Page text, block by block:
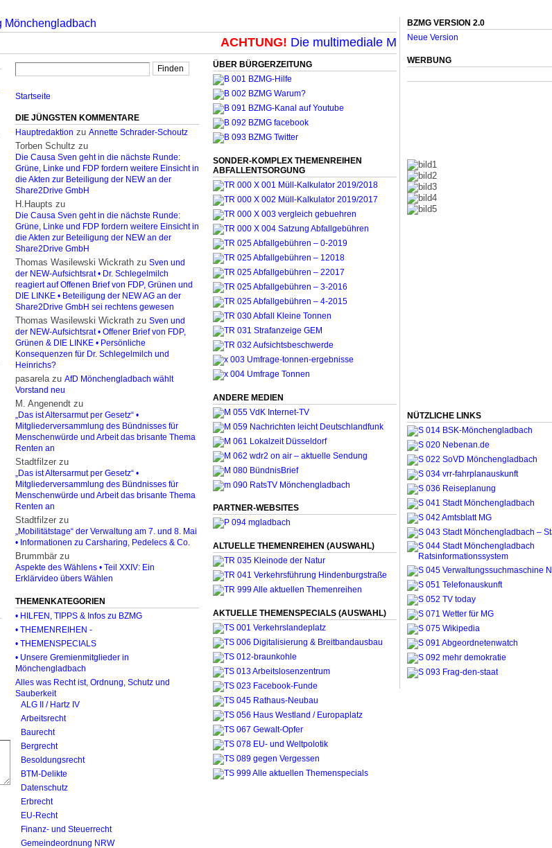
ACHTUNG!Die multimediale Mit-Mach-Zeitung für
Startseite
DIE JÜNGSTEN KOMMENTARE
Hauptredaktion zu Annette Schrader-Schoutz
Torben Schultz zu
Die Causa Sven geht in die nächste Runde:
Grüne, Linke und FDP fordern weitere Einsicht in
die Akten zur Beteiligung der NEW an der
Share2Drive GmbH
H.Haupts zu
Die Causa Sven geht in die nächste Runde:
Grüne, Linke und FDP fordern weitere Einsicht in
die Akten zur Beteiligung der NEW an der
Share2Drive GmbH
Thomas Wasilewski Wickrath zu Sven und
der NEW-Aufsichtsrat • Dr. Schlegelmilch
reagiert auf Offenen Brief von FDP, Grünen und
DIE LINKE • Beteiligung der NEW AG an der
Share2Drive GmbH sei rechtens gewesen
Thomas Wasilewski Wickrath zu Sven und
der NEW-Aufsichtsrat • Offener Brief von FDP,
Grünen & DIE LINKE • Persönliche
Konsequenzen für Dr. Schlegelmilch und
Heinrichs?
pasarelazu AfD Mönchengladbach wählt
Vorstand neu
M. Angenendt zu
„Das ist Altersarmut per Gesetz“ •
Mitgliederversammlung des Bündnisses für
Menschenwürde und Arbeit das brisante Thema
Renten an
Stadtfilzer zu
„Das ist Altersarmut per Gesetz“ •
Mitgliederversammlung des Bündnisses für
Menschenwürde und Arbeit das brisante Thema
Renten an
Stadtfilzer zu
„Mobilitätstage“ der Verwaltung am 7. und 8. Mai
• Informationen zu Carsharing, Pedelecs & Co.
Brummbär zu
Aspekte des Wählens • Teil XXIV: Ein
Erklärvideo übers Wählen
THEMENKATEGORIEN
• HILFEN, TIPPS & Infos zu BZMG
• THEMENREIHEN -
• THEMENSPECIALS
• Unsere Gremienmitglieder in
Mönchengladbach
Alles was Recht ist, Ordnung, Schutz und
Sauberkeit
ALG II / Hartz IV
Arbeitsrecht
Baurecht
Bergrecht
Besoldungsrecht
BTM-Delikte
Datenschutz
Erbrecht
EU-Recht
Finanz- und Steuerrecht
Gemeindeordnung NRW
ÜBER BÜRGERZEITUNG
SONDER-KOMPLEX THEMENREIHEN
ABFALLENTSORGUNG
ANDERE MEDIEN
PARTNER-WEBSITES
ALTUELLE THEMENREIHEN (AUSWAHL)
AKTUELLE THEMENSPECIALS (AUSWAHL)
BZMG VERSION 2.0
Neue Version
WERBUNG
NÜTZLICHE LINKS